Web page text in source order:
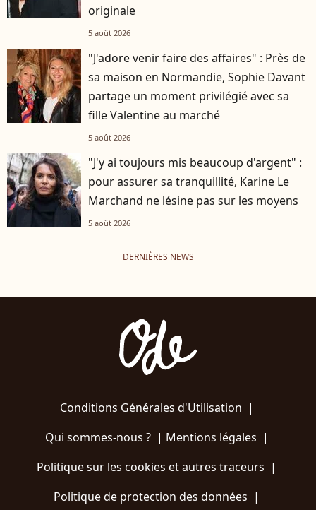
originale
5 août 2026
"J'adore venir faire des affaires" : Près de
sa maison en Normandie, Sophie Davant
partage un moment privilégié avec sa
fille Valentine au marché
5 août 2026
"J'y ai toujours mis beaucoup d'argent" :
pour assurer sa tranquillité, Karine Le
Marchand ne lésine pas sur les moyens
5 août 2026
DERNIÈRES NEWS
Conditions Générales d'Utilisation |
Qui sommes-nous ?| Mentions légales |
Politique sur les cookies et autres traceurs |
Politique de protection des données |